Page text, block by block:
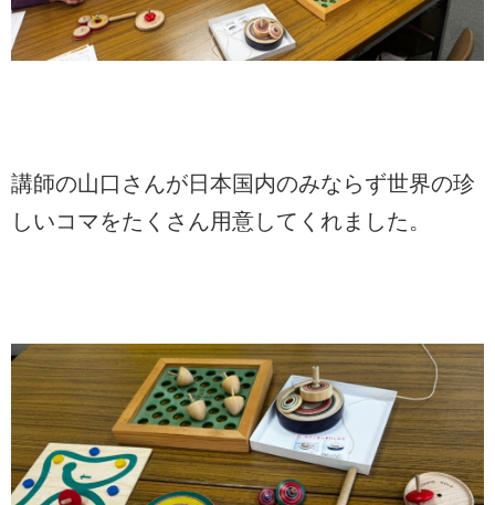
講師の山口さんが日本国内のみならず世界の珍
しいコマをたくさん用意してくれました。